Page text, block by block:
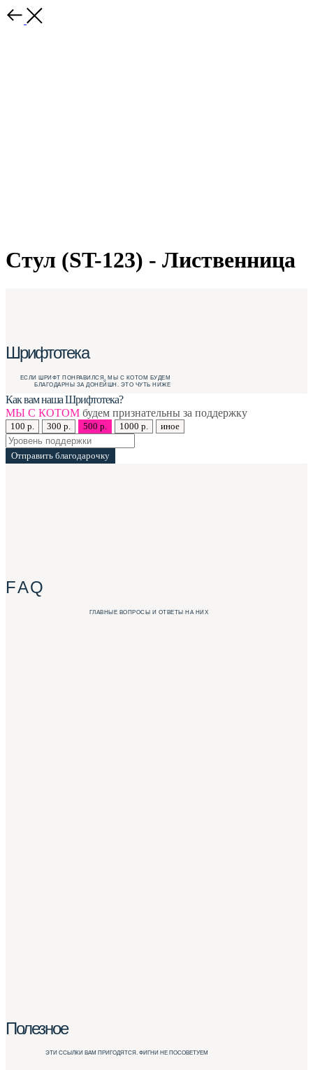
Стул (ST-123) - Лиственница
Шрифтотека
ЕСЛИ ШРИФТ ПОНРАВИЛСЯ, МЫ С КОТОМ БУДЕМ
БЛАГОДАРНЫ ЗА ДОНЕЙШН. ЭТО ЧУТЬ НИЖЕ
Как вам наша Шрифтотека?
МЫ С КОТОМ будем признательны за поддержку
100 р. 300 р. 500 р. 1000 р. иное
Отправить благодарочку
F A Q
ГЛАВНЫЕ ВОПРОСЫ И ОТВЕТЫ НА НИХ
Полезное
ЭТИ ССЫЛКИ ВАМ ПРИГОДЯТСЯ. ФИГНИ НЕ ПОСОВЕТУЕМ